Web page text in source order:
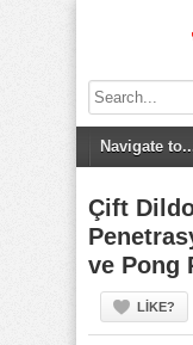
Search
for:
Çift
ve Pong
LIKE?